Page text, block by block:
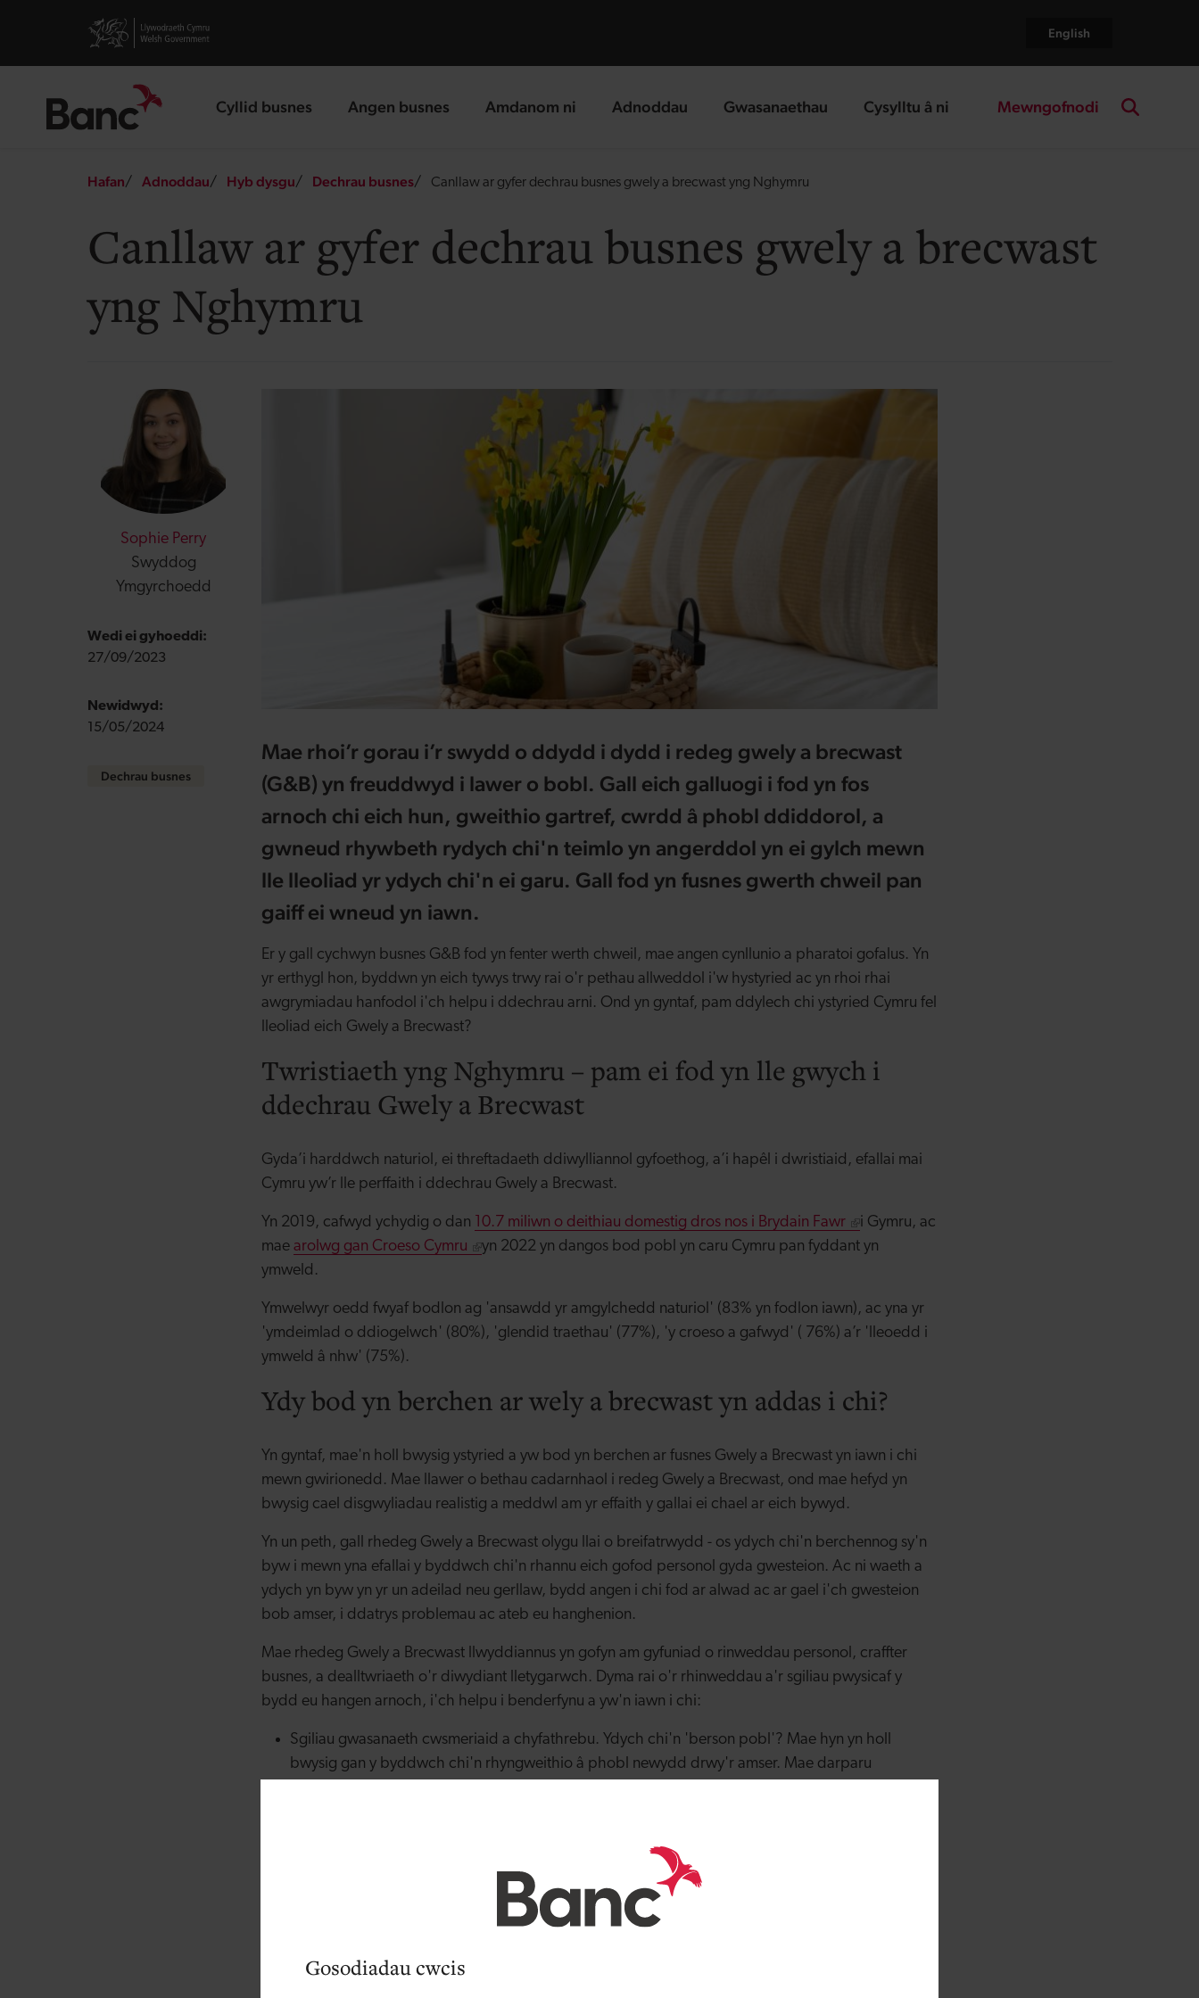
Gosodiadau cwcis
Visit gov.wales website English
Cyllid busnes
landing page Angen busnes
landing page Amdanom ni
landing page Adnoddau
landing page Gwasanaethau
landing page Cysylltu â ni
landing page Mewngofnodi
Breadcrumb
Hafan Adnoddau Hyb dysgu Dechrau busnes Canllaw ar gyfer dechrau busnes gwely a brecwast yng Nghymru
Canllaw ar gyfer dechrau busnes gwely a brecwast
yng Nghymru
Sophie Perry
Swyddog
Ymgyrchoedd
Wedi ei gyhoeddi:
27/09/2023
Newidwyd:
15/05/2024
Dechrau busnes
Mae rhoi’r gorau i’r swydd o ddydd i dydd i redeg gwely a brecwast
(G&B) yn freuddwyd i lawer o bobl. Gall eich galluogi i fod yn fos
arnoch chi eich hun, gweithio gartref, cwrdd â phobl ddiddorol, a
gwneud rhywbeth rydych chi'n teimlo yn angerddol yn ei gylch mewn
lle lleoliad yr ydych chi'n ei garu. Gall fod yn fusnes gwerth chweil pan
gaiff ei wneud yn iawn.
Er y gall cychwyn busnes G&B fod yn fenter werth chweil, mae angen cynllunio a pharatoi gofalus. Yn
yr erthygl hon, byddwn yn eich tywys trwy rai o'r pethau allweddol i'w hystyried ac yn rhoi rhai
awgrymiadau hanfodol i'ch helpu i ddechrau arni. Ond yn gyntaf, pam ddylech chi ystyried Cymru fel
lleoliad eich Gwely a Brecwast?
Twristiaeth yng Nghymru – pam ei fod yn lle gwych i
ddechrau Gwely a Brecwast
Gyda’i harddwch naturiol, ei threftadaeth ddiwylliannol gyfoethog, a’i hapêl i dwristiaid, efallai mai
Cymru yw’r lle perffaith i ddechrau Gwely a Brecwast.
Yn 2019, cafwyd ychydig o dan 10.7 miliwn o deithiau domestig dros nos i Brydain Fawr
i Gymru, ac
mae arolwg gan Croeso Cymru
yn 2022 yn dangos bod pobl yn caru Cymru pan fyddant yn
ymweld.
Ymwelwyr oedd fwyaf bodlon ag 'ansawdd yr amgylchedd naturiol' (83% yn fodlon iawn), ac yna yr
'ymdeimlad o ddiogelwch' (80%), 'glendid traethau' (77%), 'y croeso a gafwyd' ( 76%) a’r 'lleoedd i
ymweld â nhw' (75%).
Ydy bod yn berchen ar wely a brecwast yn addas i chi?
Yn gyntaf, mae'n holl bwysig ystyried a yw bod yn berchen ar fusnes Gwely a Brecwast yn iawn i chi
mewn gwirionedd. Mae llawer o bethau cadarnhaol i redeg Gwely a Brecwast, ond mae hefyd yn
bwysig cael disgwyliadau realistig a meddwl am yr effaith y gallai ei chael ar eich bywyd.
Yn un peth, gall rhedeg Gwely a Brecwast olygu llai o breifatrwydd - os ydych chi'n berchennog sy'n
byw i mewn yna efallai y byddwch chi'n rhannu eich gofod personol gyda gwesteion. Ac ni waeth a
ydych yn byw yn yr un adeilad neu gerllaw, bydd angen i chi fod ar alwad ac ar gael i'ch gwesteion
bob amser, i ddatrys problemau ac ateb eu hanghenion.
Mae rhedeg Gwely a Brecwast llwyddiannus yn gofyn am gyfuniad o rinweddau personol, craffter
busnes, a dealltwriaeth o'r diwydiant lletygarwch. Dyma rai o'r rhinweddau a'r sgiliau pwysicaf y
bydd eu hangen arnoch, i'ch helpu i benderfynu a yw'n iawn i chi:
Sgiliau gwasanaeth cwsmeriaid a chyfathrebu. Ydych chi'n 'berson pobl'? Mae hyn yn holl
bwysig gan y byddwch chi'n rhyngweithio â phobl newydd drwy'r amser. Mae darparu
Hyblygrwydd a'r gallu i addasu. Dylech fod yn barod i ymdrin â sefyllfaoedd annisgwyl, fel
ceisiadau munud olaf neu argyfyngau. Felly mae angen i chi fod yn ddatryswr problemau da a
Ffitrwydd corfforol. Os ydych chi'n delio â'r rhan fwyaf o'r gwaith beunyddiol o redeg y Gwely a